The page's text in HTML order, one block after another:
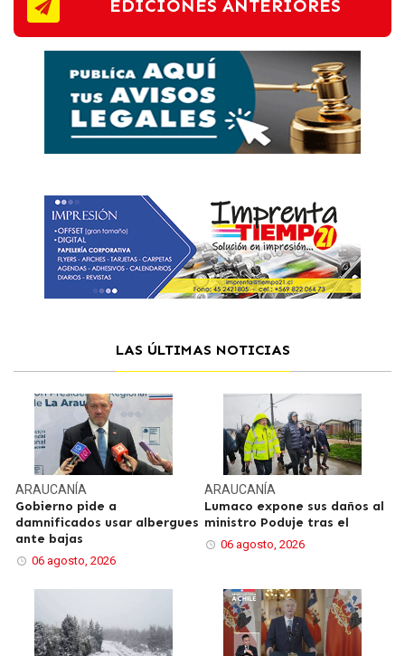
EDICIONES ANTERIORES
LAS ÚLTIMAS NOTICIAS
ARAUCANÍA
Gobierno pide a
damnificados usar albergues
ante bajas
06 agosto, 2026
ARAUCANÍA
Lumaco expone sus daños al
ministro Poduje tras el
06 agosto, 2026